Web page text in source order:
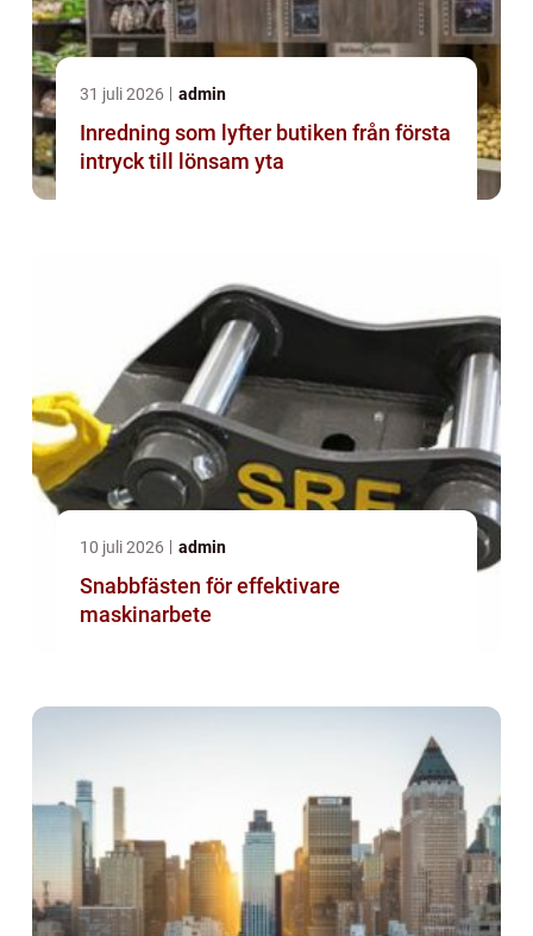
31 juli 2026 admin
Inredning som lyfter butiken från första
intryck till lönsam yta
10 juli 2026 admin
Snabbfästen för effektivare
maskinarbete